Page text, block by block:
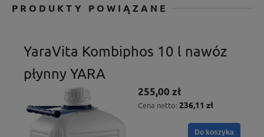
PRODUKTY POWIĄZANE
YaraVita Kombiphos 10 l nawóz
płynny YARA
255,00 zł
Cena netto: 236,11 zł
Do koszyka